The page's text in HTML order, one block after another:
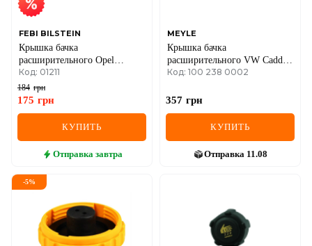
NISSAN
OPEL
PEUGEOT
POLESTAR
RAM
RAVON
RENAULT
FEBI BILSTEIN
Крышка бачка
расширительного Opel
Combo 1.7 D 94-01/1.6 01-
Код: 01211
184 грн
175 грн
КУПИТЬ
Отправка завтра
MEYLE
Крышка бачка
расширительного VW Caddy
04- /Crafter 06-/LT 96-06/T5
Код: 100 238 0002
357 грн
КУПИТЬ
Отправка 11.08
-5%